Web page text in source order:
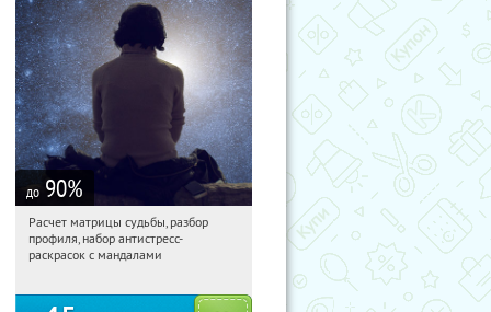
до 90%
06:26:24 Купили:
Россия
Расчет матрицы судьбы, разбор
профиля, набор антистресс-
раскрасок с мандалами